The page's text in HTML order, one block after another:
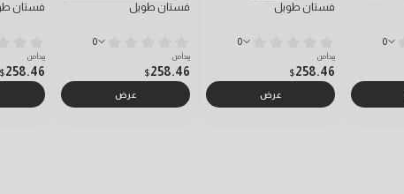
0
فستان طويل
0
يبدأ من
258.46
$
عرض
فستان طويل
0
يبدأ من
258.46
$
عرض
فستان
يبدأ من
258.46
$